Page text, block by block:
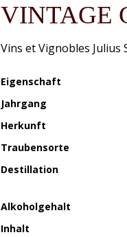
VINTAGE
Vins et Vignobles Julius
Eigenschaft
Jahrgang
Herkunft
Traubensorte
Destillation
Alkoholgehalt
Inhalt